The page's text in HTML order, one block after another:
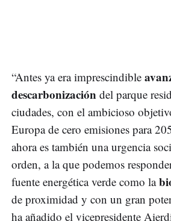
“Antes ya era imprescindible
descarbonización del parque
ciudades, con el ambicioso
Europa de cero emisiones para
ahora es también una urgencia
orden, a la que podemos
fuente energética verde como la
de proximidad y con un gran
ha añadido el vicepresidente